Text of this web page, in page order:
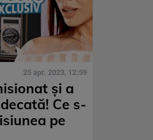
25 apr. 2023, 12:59
și a
Ce s-
pe